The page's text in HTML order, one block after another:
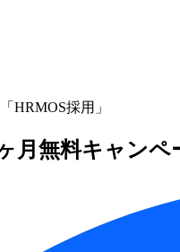
HRMOS採用」
月無料キャン